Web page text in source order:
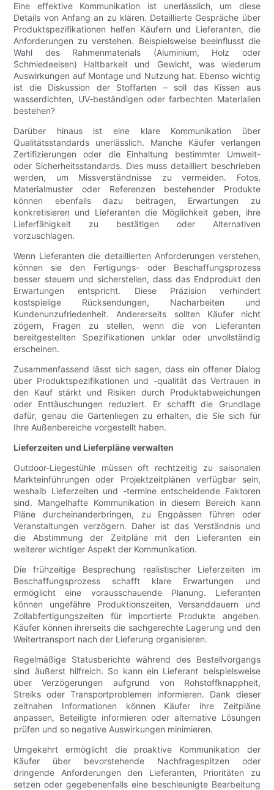
Eine effektive Kommunikation ist unerlässlich, um diese
Details von Anfang an zu klären. Detaillierte Gespräche über
Produktspezifikationen helfen Käufern und Lieferanten, die
Anforderungen zu verstehen. Beispielsweise beeinflusst die
Wahl des Rahmenmaterials (Aluminium, Holz oder
Schmiedeeisen) Haltbarkeit und Gewicht, was wiederum
Auswirkungen auf Montage und Nutzung hat. Ebenso wichtig
ist die Diskussion der Stoffarten – soll das Kissen aus
wasserdichten, UV-beständigen oder farbechten Materialien
bestehen?
Darüber hinaus ist eine klare Kommunikation über
Qualitätsstandards unerlässlich. Manche Käufer verlangen
Zertifizierungen oder die Einhaltung bestimmter Umwelt-
oder Sicherheitsstandards. Dies muss detailliert beschrieben
werden, um Missverständnisse zu vermeiden. Fotos,
Materialmuster oder Referenzen bestehender Produkte
können ebenfalls dazu beitragen, Erwartungen zu
konkretisieren und Lieferanten die Möglichkeit geben, ihre
Lieferfähigkeit zu bestätigen oder Alternativen
vorzuschlagen.
Wenn Lieferanten die detaillierten Anforderungen verstehen,
können sie den Fertigungs- oder Beschaffungsprozess
besser steuern und sicherstellen, dass das Endprodukt den
Erwartungen entspricht. Diese Präzision verhindert
kostspielige Rücksendungen, Nacharbeiten und
Kundenunzufriedenheit. Andererseits sollten Käufer nicht
zögern, Fragen zu stellen, wenn die von Lieferanten
bereitgestellten Spezifikationen unklar oder unvollständig
erscheinen.
Zusammenfassend lässt sich sagen, dass ein offener Dialog
über Produktspezifikationen und -qualität das Vertrauen in
den Kauf stärkt und Risiken durch Produktabweichungen
oder Enttäuschungen reduziert. Er schafft die Grundlage
dafür, genau die Gartenliegen zu erhalten, die Sie sich für
Ihre Außenbereiche vorgestellt haben.
Lieferzeiten und Lieferpläne verwalten
Outdoor-Liegestühle müssen oft rechtzeitig zu saisonalen
Markteinführungen oder Projektzeitplänen verfügbar sein,
weshalb Lieferzeiten und -termine entscheidende Faktoren
sind. Mangelhafte Kommunikation in diesem Bereich kann
Pläne durcheinanderbringen, zu Engpässen führen oder
Veranstaltungen verzögern. Daher ist das Verständnis und
die Abstimmung der Zeitpläne mit den Lieferanten ein
weiterer wichtiger Aspekt der Kommunikation.
Die frühzeitige Besprechung realistischer Lieferzeiten im
Beschaffungsprozess schafft klare Erwartungen und
ermöglicht eine vorausschauende Planung. Lieferanten
können ungefähre Produktionszeiten, Versanddauern und
Zollabfertigungszeiten für importierte Produkte angeben.
Käufer können ihrerseits die sachgerechte Lagerung und den
Weitertransport nach der Lieferung organisieren.
Regelmäßige Statusberichte während des Bestellvorgangs
sind äußerst hilfreich. So kann ein Lieferant beispielsweise
über Verzögerungen aufgrund von Rohstoffknappheit,
Streiks oder Transportproblemen informieren. Dank dieser
zeitnahen Informationen können Käufer ihre Zeitpläne
anpassen, Beteiligte informieren oder alternative Lösungen
prüfen und so negative Auswirkungen minimieren.
Umgekehrt ermöglicht die proaktive Kommunikation der
Käufer über bevorstehende Nachfragespitzen oder
dringende Anforderungen den Lieferanten, Prioritäten zu
setzen oder gegebenenfalls eine beschleunigte Bearbeitung